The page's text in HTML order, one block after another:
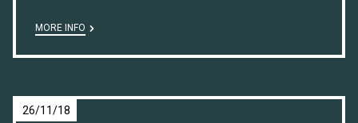
MORE INFO
26/11/18